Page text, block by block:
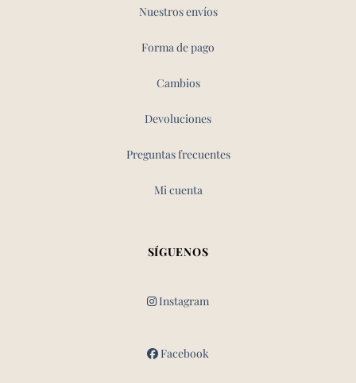
Nuestros envíos
Forma de pago
Cambios
Devoluciones
Preguntas frecuentes
Mi cuenta
SÍGUENOS
Instagram
Facebook